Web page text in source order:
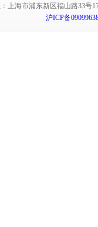
上海市浦东新区福山路33号
沪ICP备